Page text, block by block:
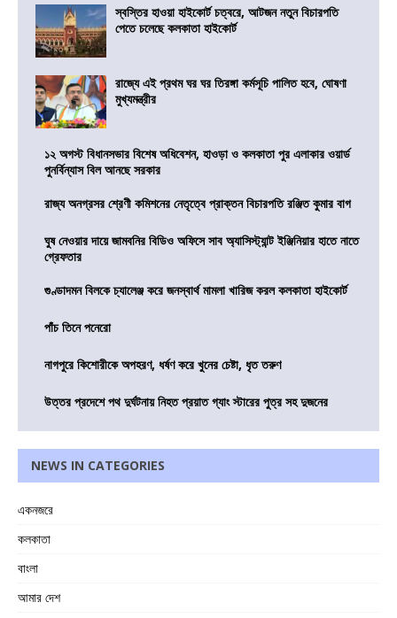
স্বস্তির হাওয়া হাইকোর্ট চত্বরে, আটজন নতুন বিচারপতি
পেতে চলেছে কলকাতা হাইকোর্ট
রাজ্যে এই প্রথম ঘর ঘর তিরঙ্গা কর্মসূচি পালিত হবে, ঘোষণা
মুখ্যমন্ত্রীর
১২ অগস্ট বিধানসভার বিশেষ অধিবেশন, হাওড়া ও কলকাতা পুর এলাকার ওয়ার্ড
পুনর্বিন্যাস বিল আনছে সরকার
রাজ্য অনগ্রসর শ্রেণী কমিশনের নেতৃত্বে প্রাক্তন বিচারপতি রঞ্জিত কুমার বাগ
ঘুষ নেওয়ার দায়ে জামবনির বিডিও অফিসে সাব অ্যাসিস্ট্যান্ট ইঞ্জিনিয়ার হাতে নাতে
গ্রেফতার
গুণ্ডাদমন বিলকে চ্যালেঞ্জ করে জনস্বার্থ মামলা খারিজ করল কলকাতা হাইকোর্ট
পাঁচ তিনে পনেরো
নাগপুরে কিশোরীকে অপহরণ, ধর্ষণ করে খুনের চেষ্টা, ধৃত তরুণ
উত্তর প্রদেশে পথ দুর্ঘটনায় নিহত প্রয়াত গ্যাং স্টারের পুত্র সহ দুজনের
NEWS IN CATEGORIES
একনজরে
কলকাতা
বাংলা
আমার দেশ